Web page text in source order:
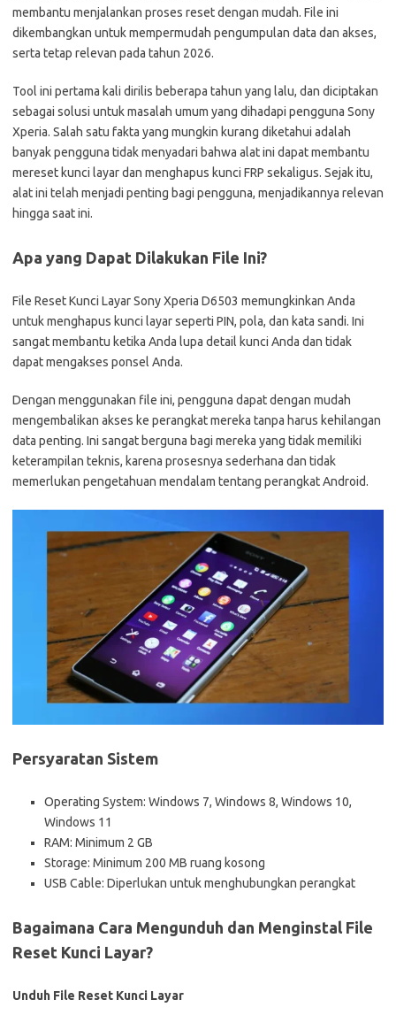
membantu menjalankan proses reset dengan mudah. File ini
dikembangkan untuk mempermudah pengumpulan data dan akses,
serta tetap relevan pada tahun 2026.
Tool ini pertama kali dirilis beberapa tahun yang lalu, dan diciptakan
sebagai solusi untuk masalah umum yang dihadapi pengguna Sony
Xperia. Salah satu fakta yang mungkin kurang diketahui adalah
banyak pengguna tidak menyadari bahwa alat ini dapat membantu
mereset kunci layar dan menghapus kunci FRP sekaligus. Sejak itu,
alat ini telah menjadi penting bagi pengguna, menjadikannya relevan
hingga saat ini.
Apa yang Dapat Dilakukan File Ini?
File Reset Kunci Layar Sony Xperia D6503 memungkinkan Anda
untuk menghapus kunci layar seperti PIN, pola, dan kata sandi. Ini
sangat membantu ketika Anda lupa detail kunci Anda dan tidak
dapat mengakses ponsel Anda.
Dengan menggunakan file ini, pengguna dapat dengan mudah
mengembalikan akses ke perangkat mereka tanpa harus kehilangan
data penting. Ini sangat berguna bagi mereka yang tidak memiliki
keterampilan teknis, karena prosesnya sederhana dan tidak
memerlukan pengetahuan mendalam tentang perangkat Android.
Persyaratan Sistem
Operating System: Windows 7, Windows 8, Windows 10,
Windows 11
RAM: Minimum 2 GB
Storage: Minimum 200 MB ruang kosong
USB Cable: Diperlukan untuk menghubungkan perangkat
Bagaimana Cara Mengunduh dan Menginstal File
Reset Kunci Layar?
Unduh File Reset Kunci Layar